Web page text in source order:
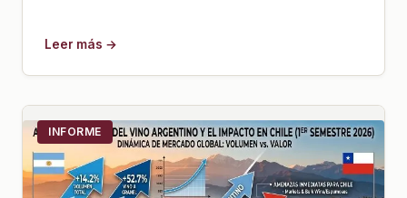
Leer más →
INFORME